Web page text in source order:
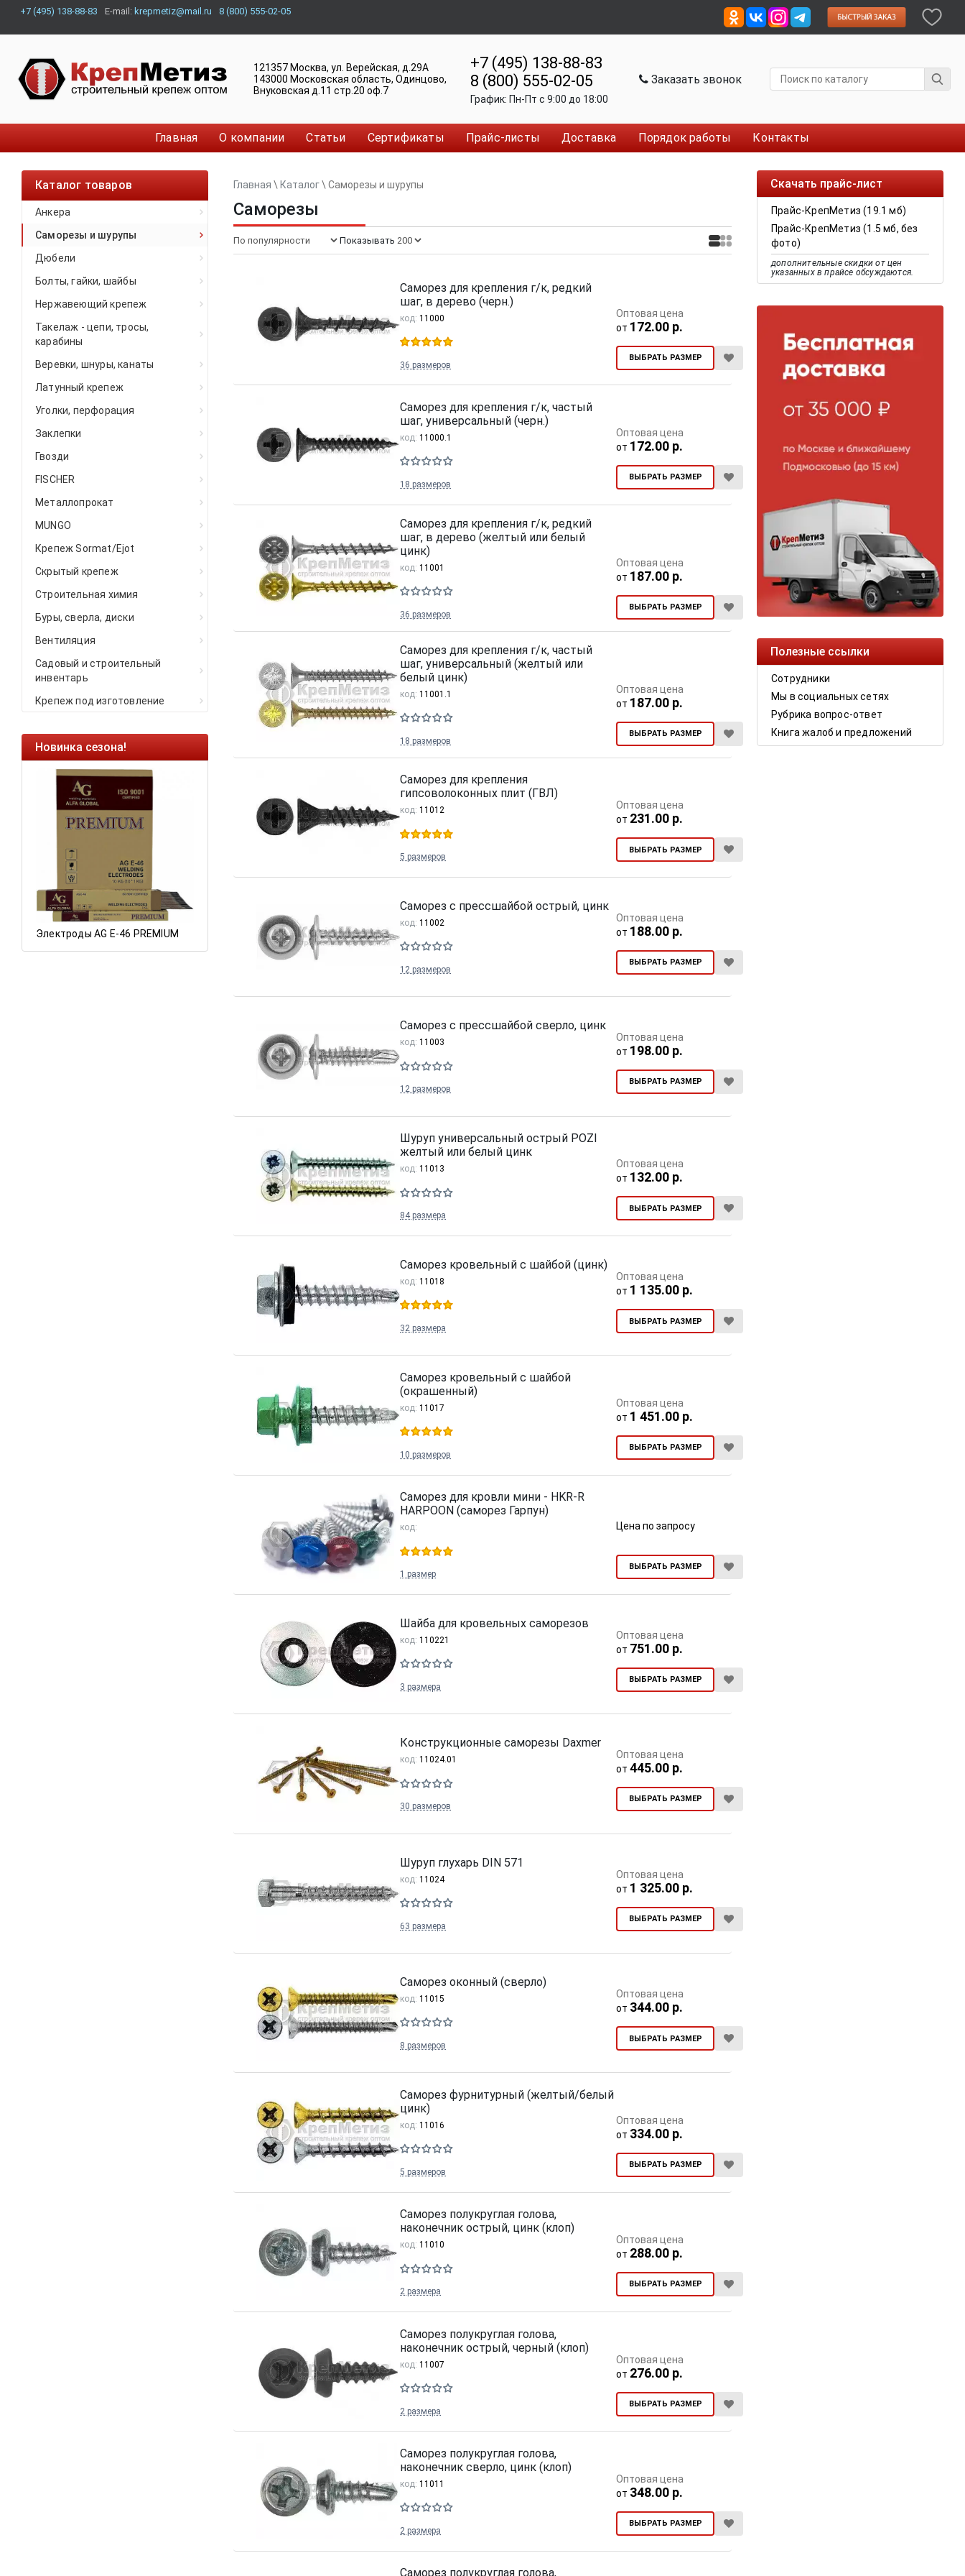
+7 (495) 138-88-83 E-mail: krepmetiz@mail.ru 8 (800) 555-02-05
121357 Москва, ул. Верейская, д.29А
143000 Московская область, Одинцово,
Внуковская д.11 стр.20 оф.7
+7 (495) 138-88-83
8 (800) 555-02-05
График: Пн-Пт c 9:00 до 18:00
Заказать звонок
Главная О компании Статьи Сертификаты Прайс-листы Доставка Порядок работы Контакты
Каталог товаров
Анкера
Саморезы и шурупы
Дюбели
Болты, гайки, шайбы
Нержавеющий крепеж
Такелаж - цепи, тросы,
карабины
Веревки, шнуры, канаты
Латунный крепеж
Уголки, перфорация
Заклепки
Гвозди
FISCHER
Металлопрокат
MUNGO
Крепеж Sormat/Ejot
Скрытый крепеж
Строительная химия
Буры, сверла, диски
Вентиляция
Садовый и строительный
инвентарь
Крепеж под изготовление
сезона!
AG E-46 PREMIUM
Ликвидация складских
остатков по ценам 2020 года!
Cкрытый крепеж
Крепление террас и фасадов
У нас появилсяскрытый
крепеж для деревянных террас
и фасадов.
Скачать прайс-лист
Прайс-КрепМетиз (19.1 мб)
Прайс-КрепМетиз (1.5 мб, без
фото)
дополнительные скидки от цен
указанных в прайсе обсуждаются.
Полезные ссылки
Сотрудники
Мы в социальных сетях
Рубрика вопрос-ответ
Книга жалоб и предложений
Главная \ Каталог\ Саморезы и шурупы
Саморезы
Показывать:
Саморез для крепления г/к, редкий
шаг, в дерево (черн.)
код: 11000
36 размеров
ВЫБРАТЬ РАЗМЕР
от 172.00 р.
Оптовая цена
Саморез для крепления г/к, частый
шаг, универсальный (черн.)
код: 11000.1
18 размеров
ВЫБРАТЬ РАЗМЕР
от 172.00 р.
Оптовая цена
Саморез для крепления г/к, редкий
шаг, в дерево (желтый или белый
цинк)
код: 11001
36 размеров
ВЫБРАТЬ РАЗМЕР
от 187.00 р.
Оптовая цена
Саморез для крепления г/к, частый
шаг, универсальный (желтый или
белый цинк)
код: 11001.1
18 размеров
ВЫБРАТЬ РАЗМЕР
от 187.00 р.
Оптовая цена
Саморез для крепления
гипсоволоконных плит (ГВЛ)
код: 11012
5 размеров
ВЫБРАТЬ РАЗМЕР
от 231.00 р.
Оптовая цена
Саморез с прессшайбой острый, цинк
код: 11002
12 размеров
ВЫБРАТЬ РАЗМЕР
от 188.00 р.
Оптовая цена
Саморез с прессшайбой сверло, цинк
код: 11003
12 размеров
ВЫБРАТЬ РАЗМЕР
от 198.00 р.
Оптовая цена
Шуруп универсальный острый POZI
желтый или белый цинк
код: 11013
84 размера
ВЫБРАТЬ РАЗМЕР
от 132.00 р.
Оптовая цена
Саморез кровельный с шайбой (цинк)
код: 11018
32 размера
ВЫБРАТЬ РАЗМЕР
от 1 135.00 р.
Оптовая цена
Саморез кровельный с шайбой
(окрашенный)
код: 11017
10 размеров
ВЫБРАТЬ РАЗМЕР
от 1 451.00 р.
Оптовая цена
Саморез для кровли мини - HKR-R
HARPOON (саморез Гарпун)
код:
1 размер
ВЫБРАТЬ РАЗМЕР
Цена по запросу
Шайба для кровельных саморезов
код: 110221
3 размера
ВЫБРАТЬ РАЗМЕР
от 751.00 р.
Оптовая цена
Конструкционные саморезы Daxmer
код: 11024.01
30 размеров
ВЫБРАТЬ РАЗМЕР
от 445.00 р.
Оптовая цена
Шуруп глухарь DIN 571
код: 11024
63 размера
ВЫБРАТЬ РАЗМЕР
от 1 325.00 р.
Оптовая цена
Саморез оконный (сверло)
код: 11015
8 размеров
ВЫБРАТЬ РАЗМЕР
от 344.00 р.
Оптовая цена
Саморез фурнитурный (желтый/белый
цинк)
код: 11016
5 размеров
ВЫБРАТЬ РАЗМЕР
от 334.00 р.
Оптовая цена
Саморез полукруглая голова,
наконечник острый, цинк (клоп)
код: 11010
2 размера
ВЫБРАТЬ РАЗМЕР
от 288.00 р.
Оптовая цена
Саморез полукруглая голова,
наконечник острый, черный (клоп)
код: 11007
2 размера
ВЫБРАТЬ РАЗМЕР
от 276.00 р.
Оптовая цена
Саморез полукруглая голова,
наконечник сверло, цинк (клоп)
код: 11011
2 размера
ВЫБРАТЬ РАЗМЕР
от 348.00 р.
Оптовая цена
Саморез полукруглая голова,